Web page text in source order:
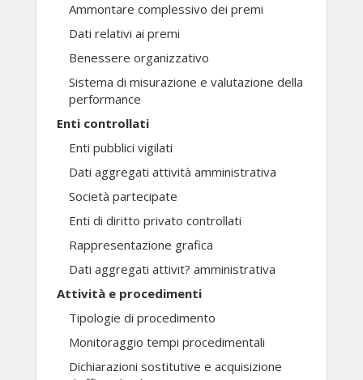
Ammontare complessivo dei premi
Dati relativi ai premi
Benessere organizzativo
Sistema di misurazione e valutazione della
performance
Enti controllati
Enti pubblici vigilati
Dati aggregati attività amministrativa
Società partecipate
Enti di diritto privato controllati
Rappresentazione grafica
Dati aggregati attivit? amministrativa
Attività e procedimenti
Tipologie di procedimento
Monitoraggio tempi procedimentali
Dichiarazioni sostitutive e acquisizione